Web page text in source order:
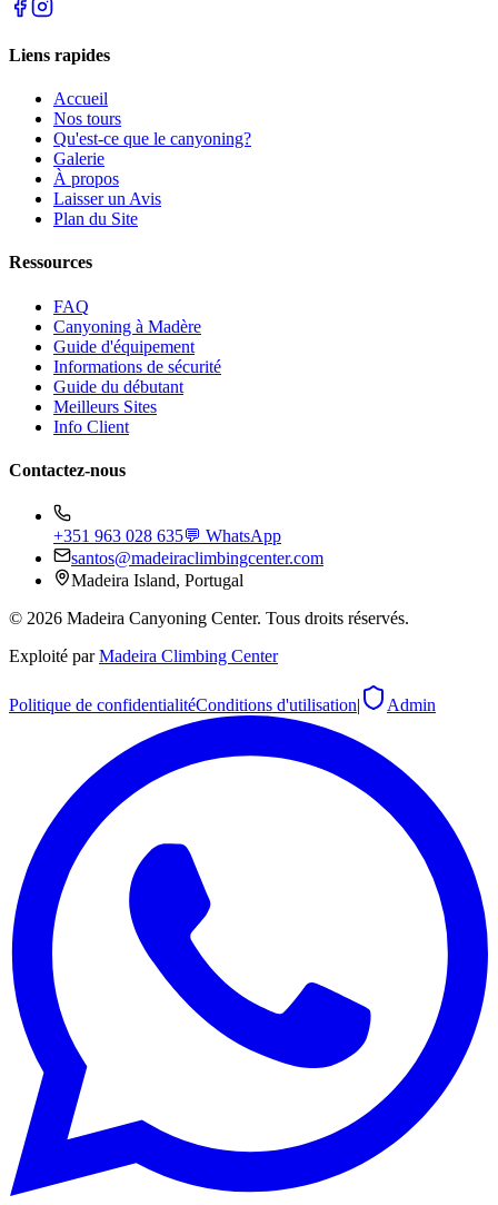
Liens rapides
Accueil
Nos tours
Qu'est-ce que le canyoning?
Galerie
À propos
Laisser un Avis
Plan du Site
Ressources
FAQ
Canyoning à Madère
Guide d'équipement
Informations de sécurité
Guide du débutant
Meilleurs Sites
Info Client
Contactez-nous
+351 963 028 635💬 WhatsApp
santos@madeiraclimbingcenter.com
Madeira Island, Portugal
© 2026 Madeira Canyoning Center. Tous droits réservés.
Exploité par Madeira Climbing Center
Politique de confidentialitéConditions d'utilisation| Admin